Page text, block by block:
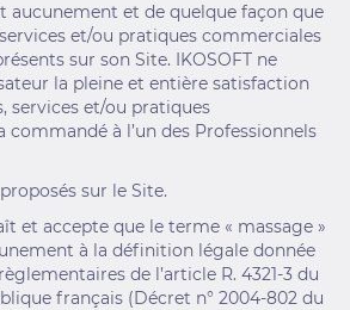
aucunement et de quelque façon que
et/ou pratiques commerciales
sur son Site. IKOSOFT ne
la pleine et entière satisfaction
services et/ou pratiques
à l’un des Professionnels
sur le Site.
et accepte que le terme « massage »
à la définition légale donnée
de l’article R. 4321-3 du
français (Décret n° 2004-802 du